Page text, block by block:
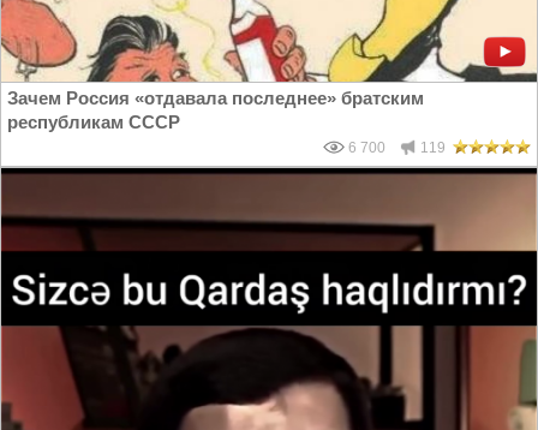
Зачем Россия «отдавала последнее» братским
республикам СССР
6 700 119